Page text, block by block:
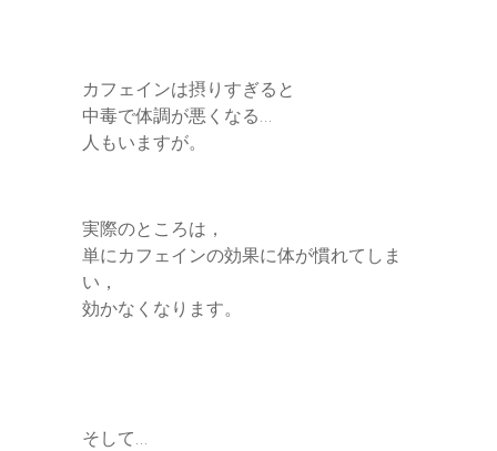
カフェインは摂りすぎると
中毒で体調が悪くなる…
人もいますが。
実際のところは，
単にカフェインの効果に体が慣れてしま
い，
効かなくなります。
そして…